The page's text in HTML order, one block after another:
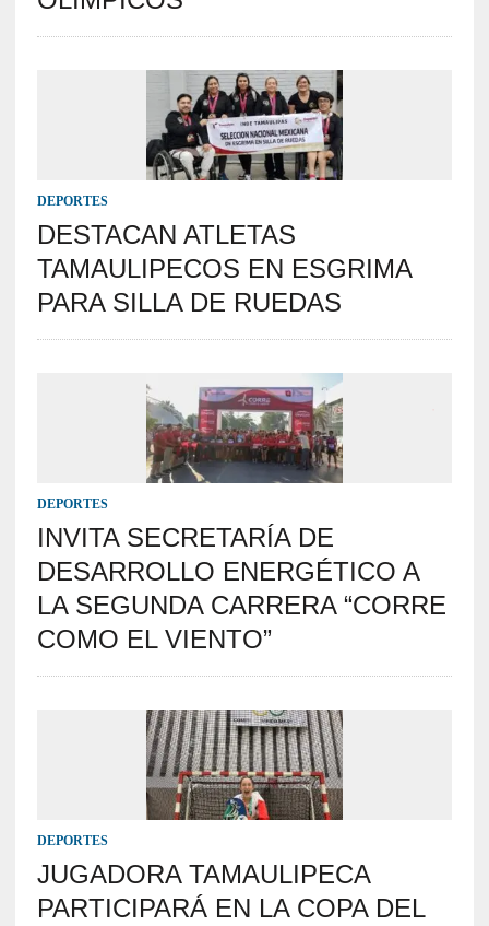
DEPORTES
DESTACAN ATLETAS
TAMAULIPECOS EN ESGRIMA
PARA SILLA DE RUEDAS
DEPORTES
INVITA SECRETARÍA DE
DESARROLLO ENERGÉTICO A
LA SEGUNDA CARRERA “CORRE
COMO EL VIENTO”
DEPORTES
JUGADORA TAMAULIPECA
PARTICIPARÁ EN LA COPA DEL